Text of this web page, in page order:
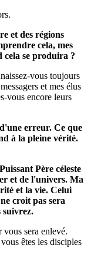
et des régions
cela, mes
cela se produira ?
vous toujours
et mes élus
vous encore leurs
erreur. Ce que
à la pleine vérité.
Père céleste
et de l'univers. Ma
et la vie. Celui
croit pas sera
suivrez.
vous sera enlevé.
êtes les disciples